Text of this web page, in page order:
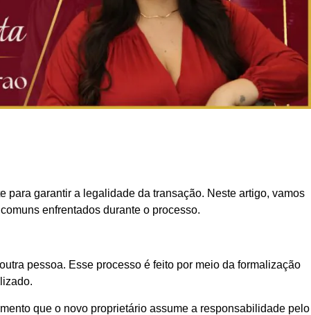
para garantir a legalidade da transação. Neste artigo, vamos
enfrentados durante o processo.
pessoa. Esse processo é feito por meio da formalização
que o novo proprietário assume a responsabilidade pelo